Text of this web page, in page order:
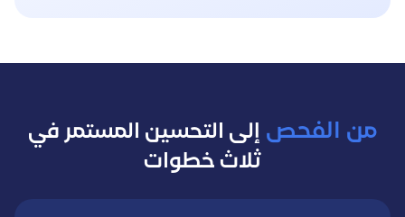
من الفحص إلى التحسين المستمر في
ثلاث خطوات